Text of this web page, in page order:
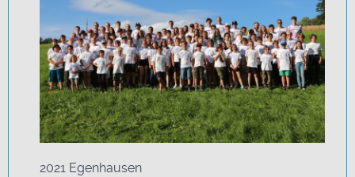
2021 Egenhausen